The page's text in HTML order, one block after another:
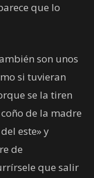
que lo
son unos
si tuvieran
se la tiren
de la madre
este» y
de
que salir